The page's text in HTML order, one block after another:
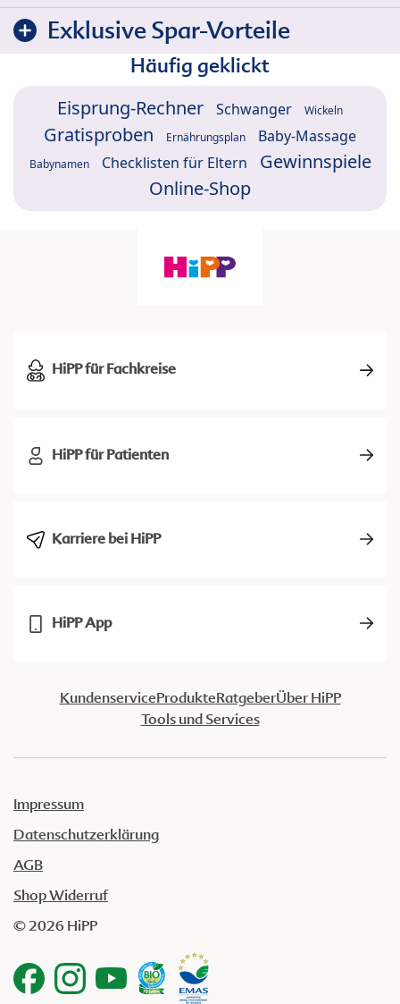
Exklusive Spar-Vorteile
Häufig geklickt
Eisprung-Rechner Schwanger Wickeln
Gratisproben Ernährungsplan Baby-Massage
Babynamen Checklisten für Eltern
Gewinnspiele
Online-Shop
HiPP für Fachkreise
HiPP für Patienten
Karriere bei HiPP
HiPP App
KundenserviceProdukteRatgeberÜber HiPP
Tools und Services
Impressum
Datenschutzerklärung
AGB
Shop Widerruf
© 2026 HiPP